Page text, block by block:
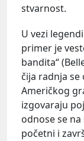
stvarnost.
U vezi
primer je
bandita“
čija radnja
Američkog
izgovaraju
odnose se
početni i